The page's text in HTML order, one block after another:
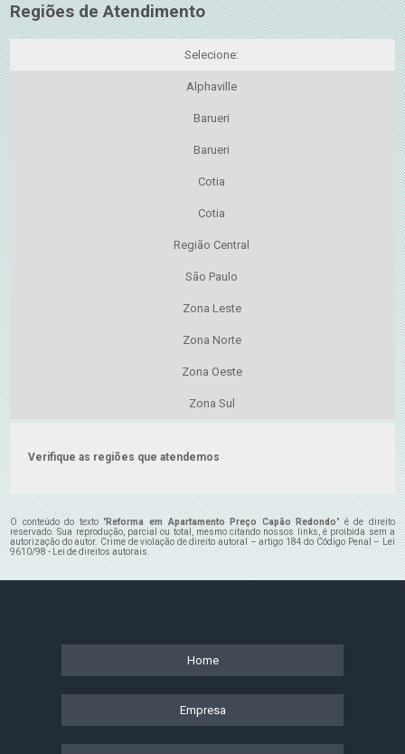
Regiões de Atendimento
Selecione:
Alphaville
Barueri
Barueri
Cotia
Cotia
Região Central
São Paulo
Zona Leste
Zona Norte
Zona Oeste
Zona Sul
Verifique as regiões que atendemos
O conteúdo do texto "Reforma em Apartamento Preço Capão Redondo" é de direito
reservado. Sua reprodução, parcial ou total, mesmo citando nossos links, é proibida sem a
autorização do autor. Crime de violação de direito autoral – artigo 184 do Código Penal –Lei
9610/98 - Lei de direitos autorais.
Home
Empresa